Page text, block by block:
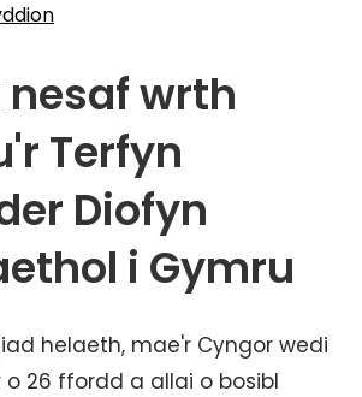
wrth
Terfyn
Diofyn
i Gymru
helaeth, mae'r Cyngor wedi
26 ffordd a allai o bosibl